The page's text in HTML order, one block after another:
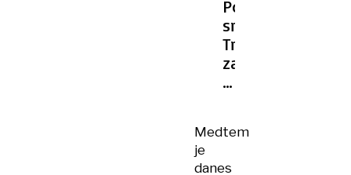
UKRAJINI
Po
srečanju:
Trump
zadovoljen,
čeprav
premirja
Medtem
je
danes